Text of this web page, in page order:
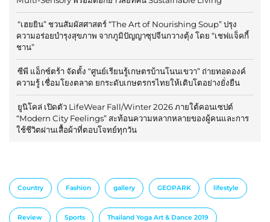
“เฮยยิน” ชวนสัมผัสศาสตร์ “The Art of Nourishing Soup” ปรุง
ความอร่อยบำรุงสุขภาพ จากภูมิปัญญาซุปจีนกวางตุ้ง โดย “เชฟแจ็คกี้
ชาน”
ซีพี แอ็กซ์ตร้า จัดตั้ง “ศูนย์เรียนรู้เกษตรบ้านโนนเขวา” ถ่ายทอดองค์
ความรู้ เชื่อมโยงตลาด ยกระดับเกษตรกรไทยให้เติบโตอย่างยั่งยืน
ยูนิโคล่ เปิดตัว LifeWear Fall/Winter 2026 ภายใต้คอนเซปต์
“Modern City Feelings” สะท้อนความหลากหลายของผู้คนและการ
ใช้ชีวิตผ่านเสื้อผ้าที่ตอบโจทย์ทุกวัน
Country Fashion gallery GEOPARK lifestyle
Review Sports Thailand Yoga Art & Dance 2019